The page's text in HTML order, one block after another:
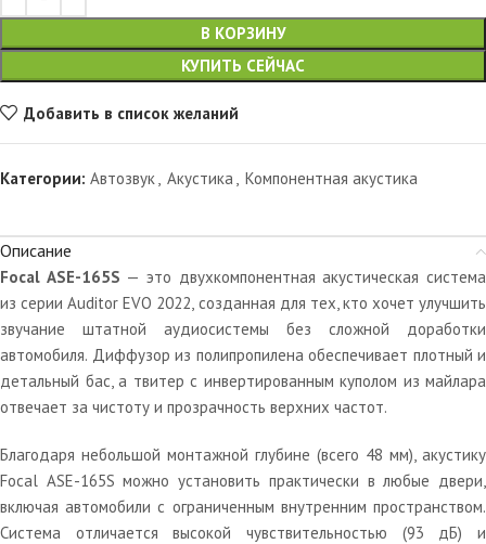
В КОРЗИНУ
КУПИТЬ СЕЙЧАС
Добавить в список желаний
Категории: Автозвук, Акустика , Компонентная акустика
Описание
Focal ASE-165S — это двухкомпонентная акустическая система
из серии Auditor EVO 2022, созданная для тех, кто хочет улучшить
звучание штатной аудиосистемы без сложной доработки
автомобиля. Диффузор из полипропилена обеспечивает плотный и
детальный бас, а твитер с инвертированным куполом из майлара
отвечает за чистоту и прозрачность верхних частот.
Благодаря небольшой монтажной глубине (всего 48 мм), акустику
Focal ASE-165S можно установить практически в любые двери,
включая автомобили с ограниченным внутренним пространством.
Система отличается высокой чувствительностью (93 дБ) и